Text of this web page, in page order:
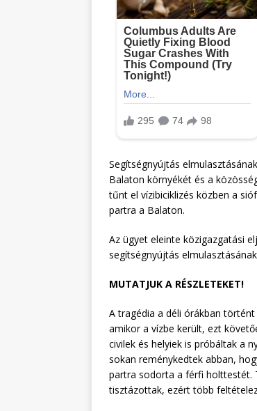
Segítségnyújtás
Balaton környékét és a
tűnt el vízibiciklizés közben a
partra a Balaton.
Az ügyet eleinte közigazgatási
segítségnyújtás
MUTATJUK A RÉSZLETEKET!
A tragédia a déli órákban
amikor a vízbe került, ezt
civilek és helyiek is próbáltak a
sokan reménykedtek abban,
partra sodorta a férfi holttestét.
tisztázottak, ezért több